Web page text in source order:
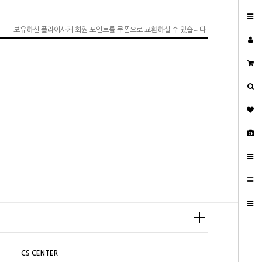
보유하신 플라이사커 회원 포인트를 쿠폰으로 교환하실 수 있습니다.
CS CENTER